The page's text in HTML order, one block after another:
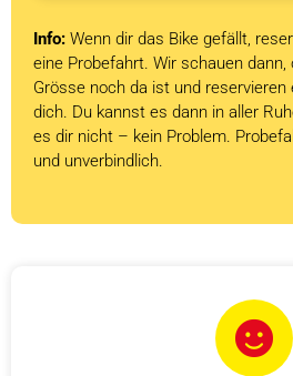
Info: Wenn dir das Bike gefällt,
eine Probefahrt. Wir schauen dann,
Grösse noch da ist und reservieren
dich. Du kannst es dann in aller
es dir nicht – kein Problem.
und unverbindlich.